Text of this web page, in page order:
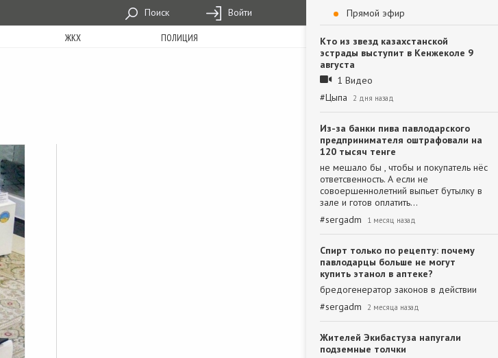
Поиск Войти
ЖКХ ПОЛИЦИЯ
Прямой эфир
Кто из звезд казахстанской
эстрады выступит в Кенжеколе 9
августа
1 Видео
#Цыпа 2 дня назад
Из-за банки пива павлодарского
предпринимателя оштрафовали на
120 тысяч тенге
не мешало бы , чтобы и покупатель нёс
ответсвенность. А если не
совоершеннолетний выпьет бутылку в
зале и готов оплатить…
#sergadm 1 месяц назад
Спирт только по рецепту: почему
павлодарцы больше не могут
купить этанол в аптеке?
бредогенератор законов в действии
#sergadm 2 месяца назад
Жителей Экибастуза напугали
подземные толчки